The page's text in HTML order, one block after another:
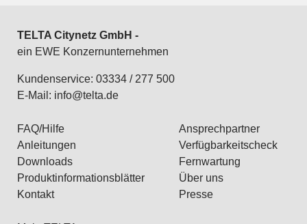
TELTA Citynetz GmbH -
ein EWE Konzernunternehmen
Kundenservice: 03334 / 277 500
E-Mail: info@telta.de
FAQ/Hilfe
Anleitungen
Downloads
Produktinformationsblätter
Kontakt
Ansprechpartner
Verfügbarkeitscheck
Fernwartung
Über uns
Presse